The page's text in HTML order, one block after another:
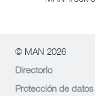
© MAN 2026
Directorio
Protección de datos